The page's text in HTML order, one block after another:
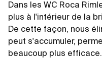
Dans les WC Roca
plus à l'intérieur de la
De cette façon, nous
peut s'accumuler,
beaucoup plus